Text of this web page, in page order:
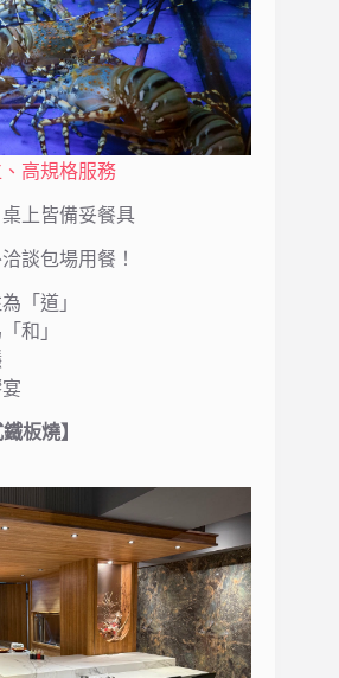
高規格服務
上皆備妥餐具
談包場用餐！
「道」
和」
板燒】